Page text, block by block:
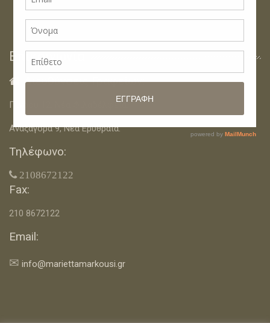
Επικοινωνία
 Διευθύνσεις Γραφείων:
Πίνδου 12, Νέα Φιλαδέλφεια.
Αναξαγόρα 9, Νέα Ερυθραία.
Τηλέφωνο:
 2108672122
Fax:
210 8672122
Email:
✉ info@mariettamarkousi.gr